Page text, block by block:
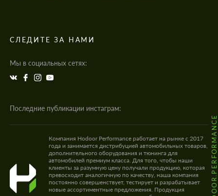
СЛЕДИТЕ ЗА НАМИ
Мы в социальных сетях:
Последние публикации инстаграм:
@HODOOR.PERFORMANCE
Компания Hodoor Performance работает на рынке с 2017
года и занимается дистрибуцией автомобильных товаров,
дополнительного оборудования и тюнинга для
автомобилей премиум класса. Для того, чтобы наши
клиенты за разумную цену получали продукцию, которая
превосходит аналогичную по качеству, наша компания
постоянно совершенствует, тестирует и разрабатывает
новые ассортиментные предложения. Продукция